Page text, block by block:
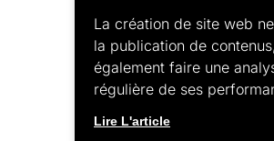
La création de site web
la publication de
également faire une
régulière de ses
Lire L'article